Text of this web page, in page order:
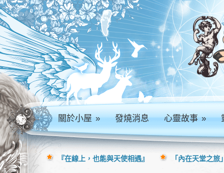
關於小屋» 發燒消息 心靈故事»
『在線上，也能與天使相遇』 「內在天堂之